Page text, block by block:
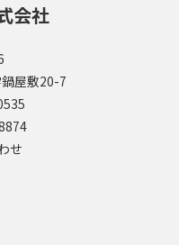
会社
屋敷20-7
せ